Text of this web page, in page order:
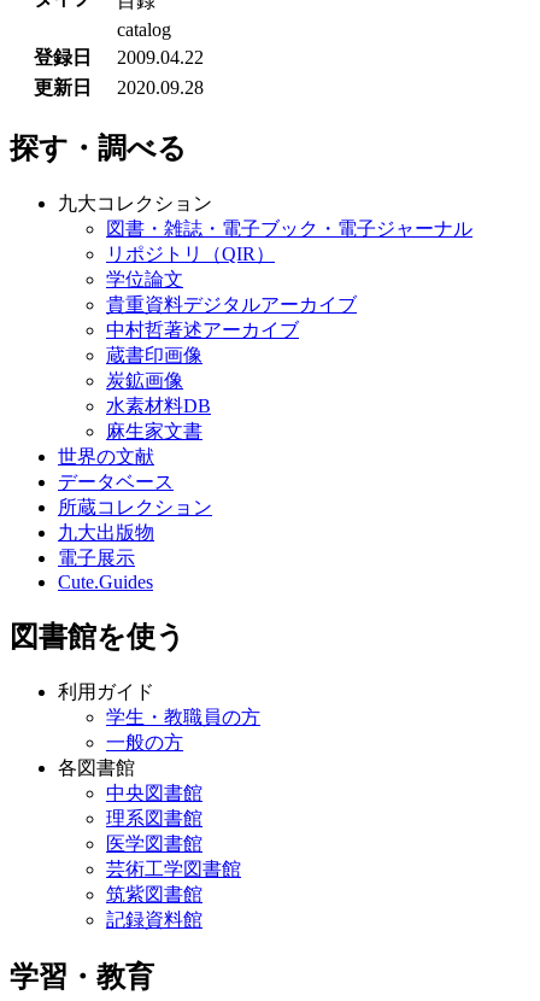
catalog
登録日
2009.04.22
更新日
2020.09.28
探す・調べる
九大コレクション
図書・雑誌・電子ブック・電子ジャーナル
リポジトリ（QIR）
学位論文
貴重資料デジタルアーカイブ
中村哲著述アーカイブ
蔵書印画像
炭鉱画像
水素材料DB
麻生家文書
世界の文献
データベース
所蔵コレクション
九大出版物
電子展示
Cute.Guides
図書館を使う
利用ガイド
学生・教職員の方
一般の方
各図書館
中央図書館
理系図書館
医学図書館
芸術工学図書館
筑紫図書館
記録資料館
学習・教育